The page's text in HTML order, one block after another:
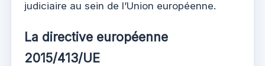
judiciaire au sein de l’Union européenne.
La directive européenne
2015/413/UE